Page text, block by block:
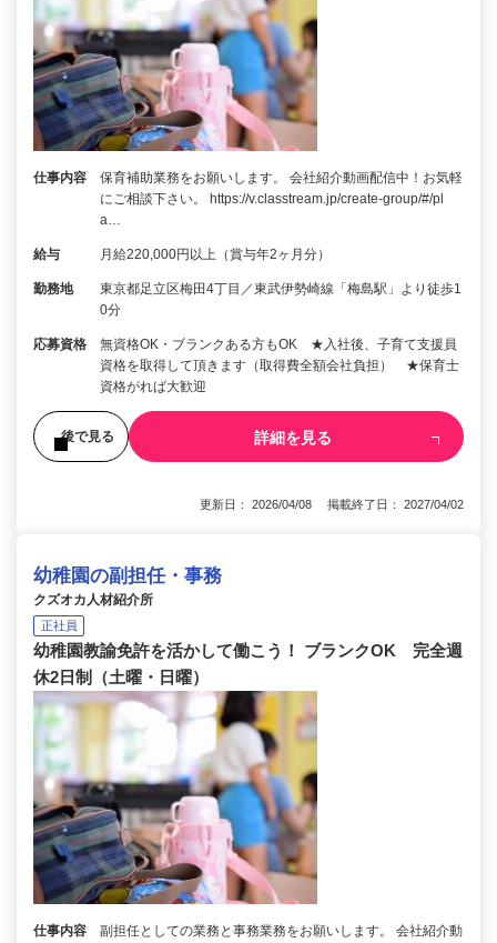
仕事内容
保育補助業務をお願いします。 会社紹介動画配信中！お気軽
にご相談下さい。 https://v.classtream.jp/create-group/#/pl
a…
給与 月給220,000円以上（賞与年2ヶ月分）
勤務地
東京都足立区梅田4丁目／東武伊勢崎線「梅島駅」より徒歩1
0分
応募資格
無資格OK・ブランクある方もOK ★入社後、子育て支援員
資格を取得して頂きます（取得費全額会社負担） ★保育士
資格がれば大歓迎
後で見る 詳細を見る
更新日： 2026/04/08 掲載終了日： 2027/04/02
幼稚園の副担任・事務
クズオカ人材紹介所
正社員
幼稚園教諭免許を活かして働こう！ ブランクOK 完全週
休2日制（土曜・日曜）
仕事内容
副担任としての業務と事務業務をお願いします。 会社紹介動